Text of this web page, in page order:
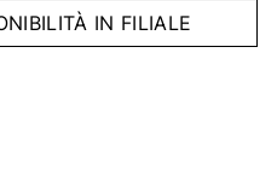
IN FILIALE